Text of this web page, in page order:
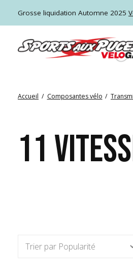
Grosse liquidation Automne 2025
Accueil / Composantes vélo /
11